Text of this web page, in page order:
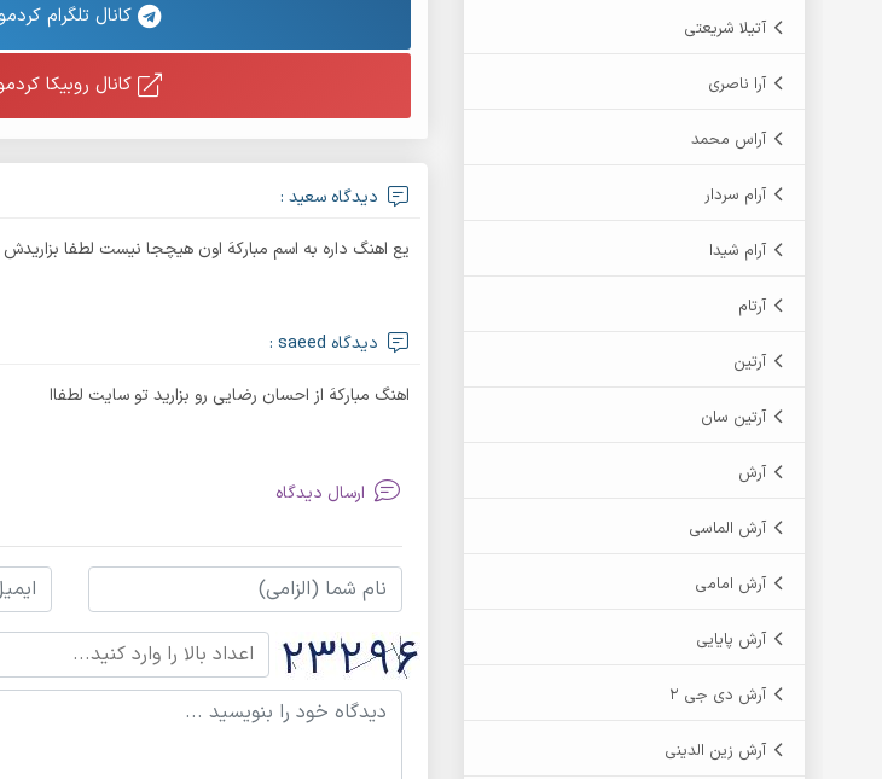
آتیلا شریعتی
آرا ناصری
آراس محمد
آرام سردار
آرام شیدا
آرتام
آرتین
آرتین سان
آرش
آرش الماسی
آرش امامی
آرش پایایی
آرش دی جی 2
آرش زین الدینی
کانال تلگرام
کانال روبیکا
دیدگاه سعید :
یع اهنگ داره به اسم مبارکهَ اون هیچجا نیست لطفا بزاریدش
دیدگاه saeed :
اهنگ مبارکهَ از احسان رضایی رو بزارید تو سایت لطفاا
ارسال دیدگاه